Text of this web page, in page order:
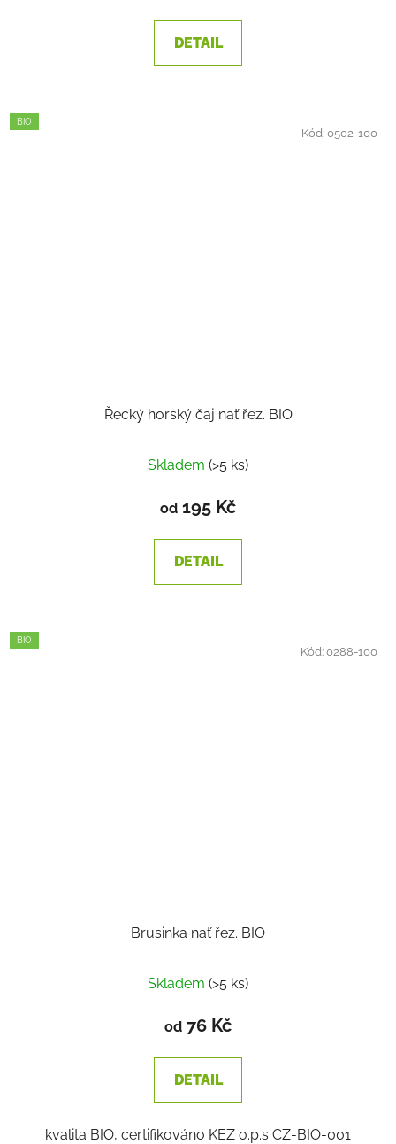
DETAIL
BIO
Řecký horský čaj nať řez. BIO
Skladem (>5 ks)
od 195 Kč
DETAIL
Kód:0502-100
BIO
Brusinka nať řez. BIO
Skladem (>5 ks)
od 76 Kč
DETAIL
kvalita BIO, certifikováno KEZ o.p.s CZ-BIO-001
Kód:0288-100